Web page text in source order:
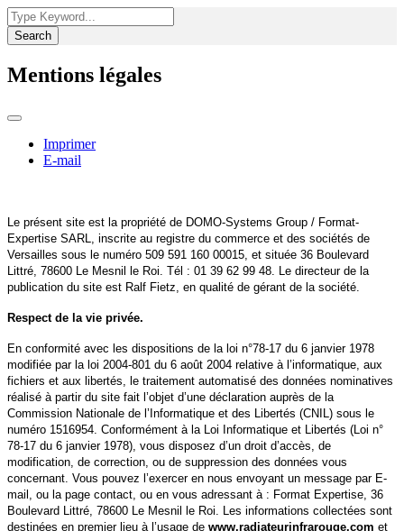
Search
Mentions légales
Imprimer
E-mail
Le présent site est la propriété de DOMO-Systems Group / Format-
Expertise SARL, inscrite au registre du commerce et des sociétés de
Versailles sous le numéro 509 591 160 00015, et située 36 Boulevard
Littré, 78600 Le Mesnil le Roi. Tél : 01 39 62 99 48. Le directeur de la
publication du site est Ralf Fietz, en qualité de gérant de la société.
Respect de la vie privée.
En conformité avec les dispositions de la loi n°78-17 du 6 janvier 1978
modifiée par la loi 2004-801 du 6 août 2004 relative à l’informatique, aux
fichiers et aux libertés, le traitement automatisé des données nominatives
réalisé à partir du site fait l’objet d’une déclaration auprès de la
Commission Nationale de l’Informatique et des Libertés (CNIL) sous le
numéro 1516954. Conformément à la Loi Informatique et Libertés (Loi n°
78-17 du 6 janvier 1978), vous disposez d’un droit d’accès, de
modification, de correction, ou de suppression des données vous
concernant. Vous pouvez l’exercer en nous envoyant un message par E-
mail, ou la page contact, ou en vous adressant à : Format Expertise, 36
Boulevard Littré, 78600 Le Mesnil le Roi. Les informations collectées sont
destinées en premier lieu à l’usage de www.radiateurinfrarouge.com et